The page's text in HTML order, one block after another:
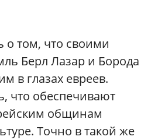
о том, что своими
Берл Лазар и Борода
в глазах евреев.
что обеспечивают
общинам
Точно в такой же